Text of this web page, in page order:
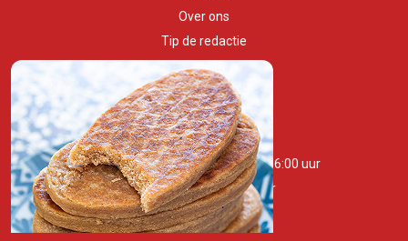
Over ons
Tip de redactie
Huisstijlgids
OPENINGSTIJDEN
Maandag t/m zaterdag 10:00 - 16:00 uur
Zondag 11:00 - 16:00 uur